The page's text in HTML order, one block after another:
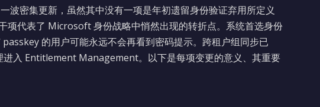
密集更新，虽然其中没有一项是年初遗留身份验证弃用所定义
项代表了 Microsoft 身份战略中悄然出现的转折点。系统首选身份
的用户可能永远不会再看到密码提示。跨租户组同步已
进入 Entitlement Management。以下是每项变更的意义、其重要